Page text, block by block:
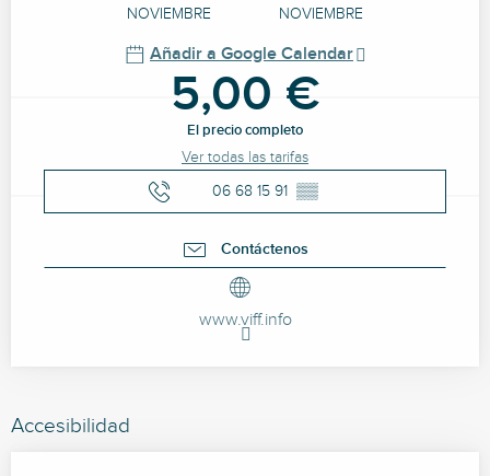
NOVIEMBRE NOVIEMBRE
Añadir a Google Calendar
5,00 €
El precio completo
Ver todas las tarifas
06 68 15 91 ▒▒
Contáctenos
www.viff.info
Accesibilidad